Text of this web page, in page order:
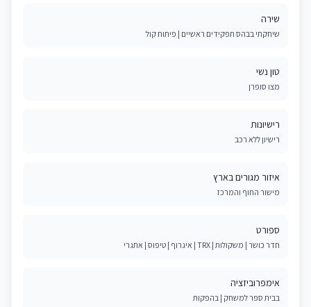
שירה
שיחקתי בבהס תפקידים ראשיים | פיתוח קול
טון נשי
מצו סופרן
רישיונות
רישיון ללא רכב
איזור מגורים בארץ
מישור החוף והמרכז
ספורט
חדר כושר | משקולות | TRX | איגרוף | טיפוס | אתגרי
אימפרוביזציה
בבית ספר למשחק | בהפקות